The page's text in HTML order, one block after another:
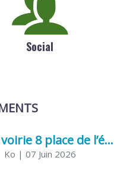
Social
Arrêté de voirie 8 place de l’église 17170 Benon
Ko | 07 Juin 2026